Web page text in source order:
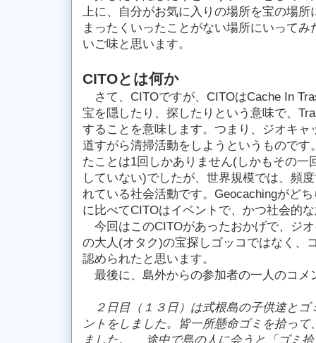
上に、自分がお気に入りの場所を宝の場
まったくいったことがない場所にいって
いご味と思います。
CITOとは何か
さて、CITOですが、CITOはCache In
宝を隠したり、探したりという意味で、
することを意味します。つまり、ジオキ
道すがら清掃活動をしようというもので
たことは1回しかありません(しかもその一
していない)でしたが、世界規模では、頻
れている社会活動です。Geocachingがど
に比べてCITOはイベントで、かつ社会的
今回はこのCITOがあったおかげで、ジ
の大人(オタク)の宝探しゴッコではなく、
認められたと思います。
最後に、島外からの参加者の一人のコメ
２日目（１３日）は式根島の子供達とゴ
ントをしました。皆一所懸命ゴミを拾っ
ました。 途中で島の人に会うと「ゴミ拾